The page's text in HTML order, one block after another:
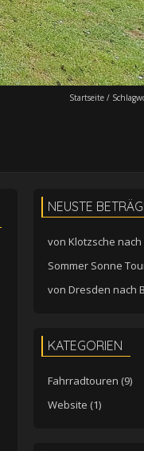
Startseite /
NEUSTE
von Klotzsche
Sommer Sonne
von Dresden nach
KATEGORIEN
Fahrradtouren (9)
Website (1)